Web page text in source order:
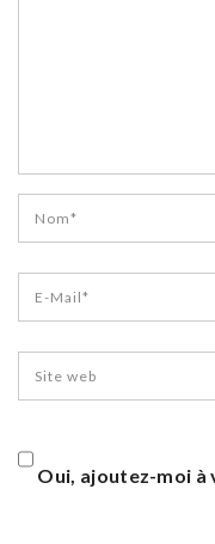
Oui, ajoutez-moi